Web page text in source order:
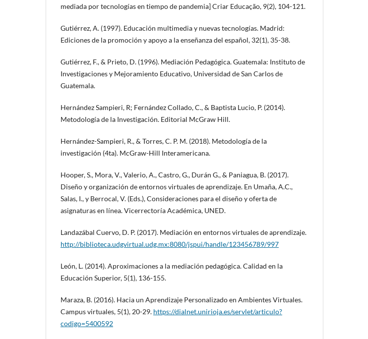
mediada por tecnologías en tiempo de pandemia] Criar Educação, 9(2), 104-121.
Gutiérrez, A. (1997). Educación multimedia y nuevas tecnologías. Madrid:
Ediciones de la promoción y apoyo a la enseñanza del español, 32(1), 35-38.
Gutiérrez, F., & Prieto, D. (1996). Mediación Pedagógica. Guatemala: Instituto de
Investigaciones y Mejoramiento Educativo, Universidad de San Carlos de
Guatemala.
Hernández Sampieri, R; Fernández Collado, C., & Baptista Lucio, P. (2014).
Metodología de la Investigación. Editorial McGraw Hill.
Hernández-Sampieri, R., & Torres, C. P. M. (2018). Metodología de la
investigación (4ta). McGraw-Hill Interamericana.
Hooper, S., Mora, V., Valerio, A., Castro, G., Durán G., & Paniagua, B. (2017).
Diseño y organización de entornos virtuales de aprendizaje. En Umaña, A.C.,
Salas, I., y Berrocal, V. (Eds.), Consideraciones para el diseño y oferta de
asignaturas en línea. Vicerrectoría Académica, UNED.
Landazábal Cuervo, D. P. (2017). Mediación en entornos virtuales de aprendizaje.
http://biblioteca.udgvirtual.udg.mx:8080/jspui/handle/123456789/997
León, L. (2014). Aproximaciones a la mediación pedagógica. Calidad en la
Educación Superior, 5(1), 136-155.
Maraza, B. (2016). Hacia un Aprendizaje Personalizado en Ambientes Virtuales.
Campus virtuales, 5(1), 20-29. https://dialnet.unirioja.es/servlet/articulo?
codigo=5400592